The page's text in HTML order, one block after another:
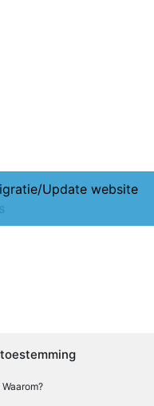
Update website